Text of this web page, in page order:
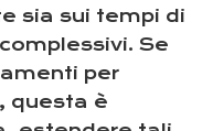
sia sui tempi di
Se
per
questa è